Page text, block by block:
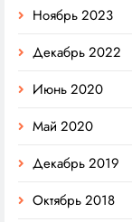
Ноябрь 2023
Декабрь 2022
Июнь 2020
Май 2020
Декабрь 2019
Октябрь 2018